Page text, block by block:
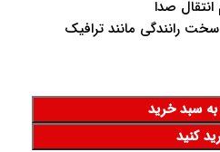
صدا
رانندگی مانند ترافیک
به سبد خرید
کنید